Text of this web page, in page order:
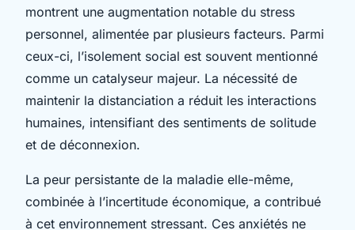
montrent une augmentation notable du stress
personnel, alimentée par plusieurs facteurs. Parmi
ceux-ci, l’isolement social est souvent mentionné
comme un catalyseur majeur. La nécessité de
maintenir la distanciation a réduit les interactions
humaines, intensifiant des sentiments de solitude
et de déconnexion.
La peur persistante de la maladie elle-même,
combinée à l’incertitude économique, a contribué
à cet environnement stressant. Ces anxiétés ne